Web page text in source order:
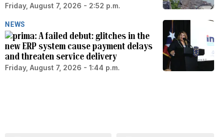
Friday, August 7, 2026 - 2:52 p.m.
NEWS
A failed debut: glitches in the
new ERP system cause payment delays
and threaten service delivery
Friday, August 7, 2026 - 1:44 p.m.